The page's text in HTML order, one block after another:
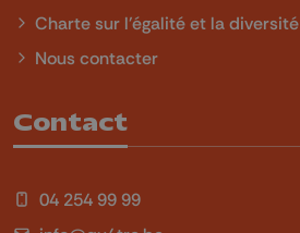
Charte sur l'égalité et la diversité
Nous contacter
Contact
04 254 99 99